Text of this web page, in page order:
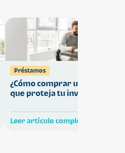
Préstamos
¿Cómo comprar una vivienda
que proteja tu inversión?
Leer artículo completo